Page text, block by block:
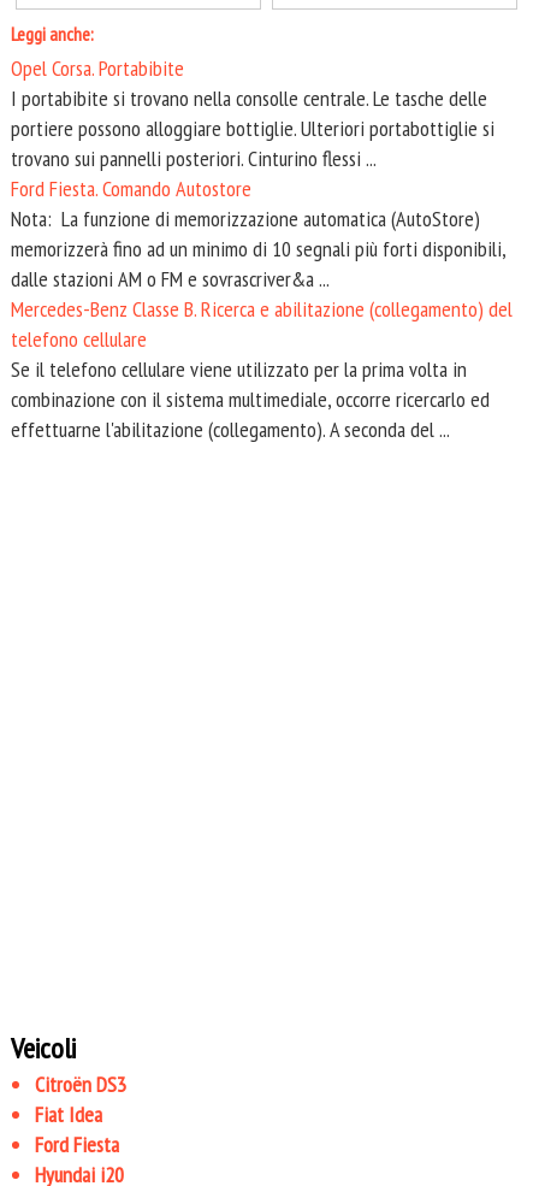
Leggi anche:
Opel Corsa. Portabibite
I portabibite si trovano nella consolle centrale. Le tasche delle
portiere possono alloggiare bottiglie. Ulteriori portabottiglie si
trovano sui pannelli posteriori. Cinturino flessi ...
Ford Fiesta. Comando Autostore
Nota: La funzione di memorizzazione automatica (AutoStore)
memorizzerà fino ad un minimo di 10 segnali più forti disponibili,
dalle stazioni AM o FM e sovrascriver&a ...
Mercedes-Benz Classe B. Ricerca e abilitazione (collegamento) del
telefono cellulare
Se il telefono cellulare viene utilizzato per la prima volta in
combinazione con il sistema multimediale, occorre ricercarlo ed
effettuarne l'abilitazione (collegamento). A seconda del ...
Veicoli
Citroën DS3
Fiat Idea
Ford Fiesta
Hyundai i20